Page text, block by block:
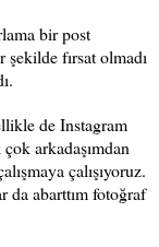
bir post
fırsat olmadı
de Instagram
arkadaşımdan
çalışıyoruz.
da abarttım fotoğraf